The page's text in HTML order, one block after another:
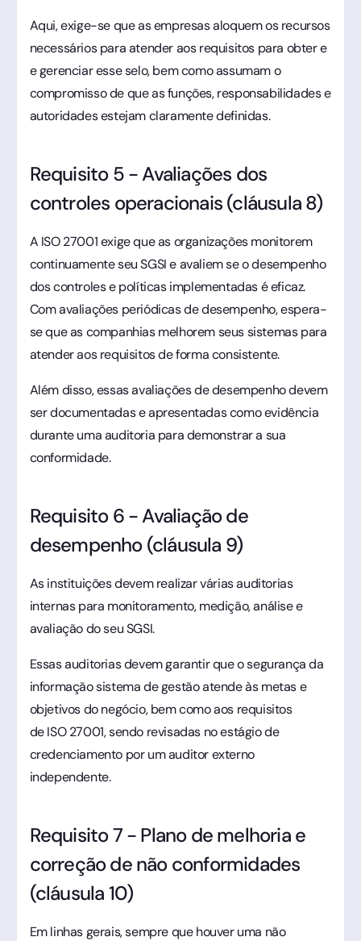
Aqui, exige-se que as empresas aloquem os recursos
necessários para atender aos requisitos para obter e
e gerenciar esse selo, bem como assumam o
compromisso de que as funções, responsabilidades e
autoridades estejam claramente definidas.
Requisito 5 - Avaliações dos
controles operacionais (cláusula 8)
A ISO 27001 exige que as organizações monitorem
continuamente seu SGSI e avaliem se o desempenho
dos controles e políticas implementadas é eficaz.
Com avaliações periódicas de desempenho, espera-
se que as companhias melhorem seus sistemas para
atender aos requisitos de forma consistente.
Além disso, essas avaliações de desempenho devem
ser documentadas e apresentadas como evidência
durante uma auditoria para demonstrar a sua
conformidade.
Requisito 6 - Avaliação de
desempenho (cláusula 9)
As instituições devem realizar várias auditorias
internas para monitoramento, medição, análise e
avaliação do seu SGSI.
Essas auditorias devem garantir que o segurança da
informação sistema de gestão atende às metas e
objetivos do negócio, bem como aos requisitos
de ISO 27001, sendo revisadas no estágio de
credenciamento por um auditor externo
independente.
Requisito 7 - Plano de melhoria e
correção de não conformidades
(cláusula 10)
Em linhas gerais, sempre que houver uma não